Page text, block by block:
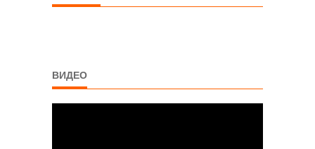
ВИДЕО